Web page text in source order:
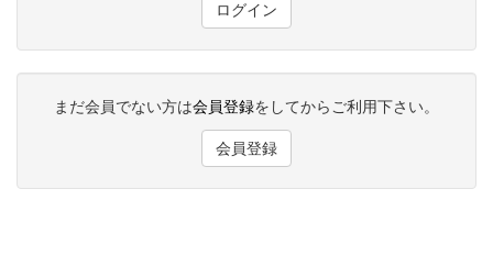
ログイン
まだ会員でない方は会員登録をしてからご利用下さい。
会員登録